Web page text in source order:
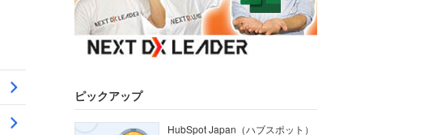
ピックアップ
HubSpot Japan（ハブスポット）